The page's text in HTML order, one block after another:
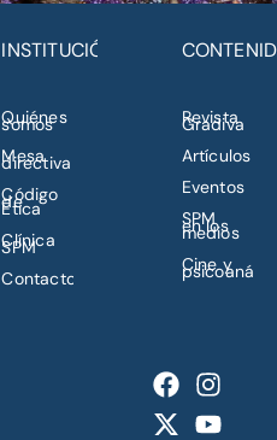
INSTITUCIÓN
Quiénes
somos
Mesa
directiva
Código
de
Ética
Clínica
SPM
Contacto
Revista
Gradiva
Artículos
Eventos
SPM
en los
medios
Cine y